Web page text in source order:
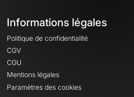
Informations légales
Politique de confidentialité
CGV
CGU
Mentions légales
Paramètres des cookies